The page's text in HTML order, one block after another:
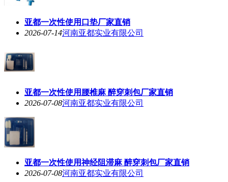
亚都一次性使用口垫厂家直销
2026-07-14河南亚都实业有限公司
亚都一次性使用腰椎麻 醉穿刺包厂家直销
2026-07-08河南亚都实业有限公司
亚都一次性使用神经阻滞麻 醉穿刺包厂家直销
2026-07-08河南亚都实业有限公司